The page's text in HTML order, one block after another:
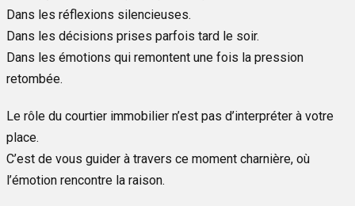
Dans les réflexions silencieuses.
Dans les décisions prises parfois tard le soir.
Dans les émotions qui remontent une fois la pression
retombée.
Le rôle du courtier immobilier n’est pas d’interpréter à votre
place.
C’est de vous guider à travers ce moment charnière, où
l’émotion rencontre la raison.